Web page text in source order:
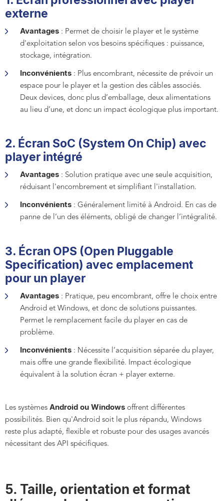
externe
Avantages : Permet de choisir le player et le système
d'exploitation selon vos besoins spécifiques : puissance,
stockage, intégration.
Inconvénients : Plus encombrant, nécessite de prévoir un
espace pour le player et la gestion des câbles associés.
Deux devices, donc plus d’emballage, deux alimentations
au lieu d’une, et donc un impact écologique plus important.
2. Écran SoC (System On Chip) avec
player intégré
Avantages : Solution pratique avec une seule acquisition,
réduisant l'encombrement et simplifiant l'installation.
Inconvénients : Généralement limité à Android. En cas de
panne de l’un des éléments, obligé de changer l’intégralité.
3. Écran OPS (Open Pluggable
Specification) avec emplacement
pour un player
Avantages : Pratique, peu encombrant, offre le choix entre
Android et Windows, et donc de solutions puissantes.
Permet le remplacement facile du player en cas de
problème.
Inconvénients : Nécessite l’acquisition séparée du player,
mais offre une grande flexibilité. Impact écologique
équivalent à la solution écran + player externe.
Les systèmes Android ou Windows offrent différentes
possibilités. Bien qu'Android soit le plus répandu, Windows
reste plus adapté, flexible et robuste pour des usages avancés
nécessitant des API spécifiques.
5. Taille, orientation et format